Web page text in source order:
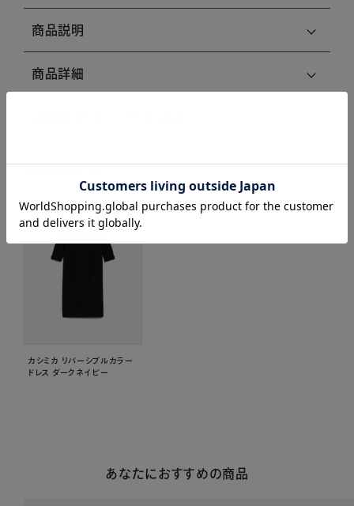
商品説明
商品詳細
カシミカ リバーシブルカラー
ドレス ダークネイビー
あなたにおすすめの商品